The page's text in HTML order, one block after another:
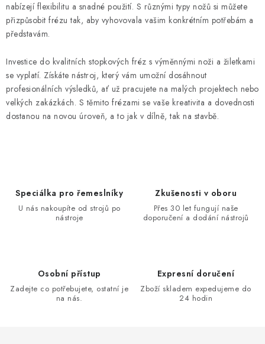
nabízejí flexibilitu a snadné použití. S různými typy nožů si můžete
přizpůsobit frézu tak, aby vyhovovala vašim konkrétním potřebám a
představám.
Investice do kvalitních stopkových fréz s výměnnými noži a žiletkami
se vyplatí. Získáte nástroj, který vám umožní dosáhnout
profesionálních výsledků, ať už pracujete na malých projektech nebo
velkých zakázkách. S těmito frézami se vaše kreativita a dovednosti
dostanou na novou úroveň, a to jak v dílně, tak na stavbě.
Speciálka pro řemeslníky
U nás nakoupíte od strojů po
nástroje
Zkušenosti v oboru
Přes 30 let fungují naše
doporučení a dodání nástrojů
Osobní přístup
Zadejte co potřebujete, ostatní je
na nás.
Expresní doručení
Zboží skladem expedujeme do
24 hodin